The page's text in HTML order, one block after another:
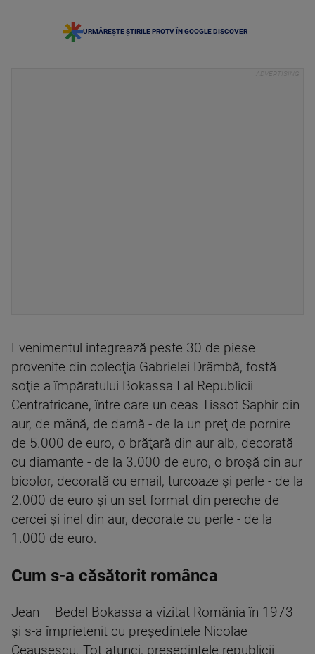
URMĂREȘTE ȘTIRILE PROTV ÎN GOOGLE DISCOVER
Evenimentul integrează peste 30 de piese
provenite din colecţia Gabrielei Drâmbă, fostă
soţie a împăratului Bokassa I al Republicii
Centrafricane, între care un ceas Tissot Saphir din
aur, de mână, de damă - de la un preţ de pornire
de 5.000 de euro, o brăţară din aur alb, decorată
cu diamante - de la 3.000 de euro, o broşă din aur
bicolor, decorată cu email, turcoaze şi perle - de la
2.000 de euro şi un set format din pereche de
cercei şi inel din aur, decorate cu perle - de la
1.000 de euro.
Cum s-a căsătorit românca
Jean – Bedel Bokassa a vizitat România în 1973
și s-a împrietenit cu preşedintele Nicolae
Ceauşescu. Tot atunci, președintele republicii